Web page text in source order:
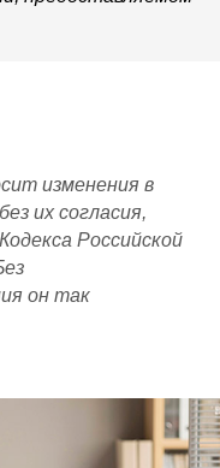
изменения в
их согласия,
Российской
он так